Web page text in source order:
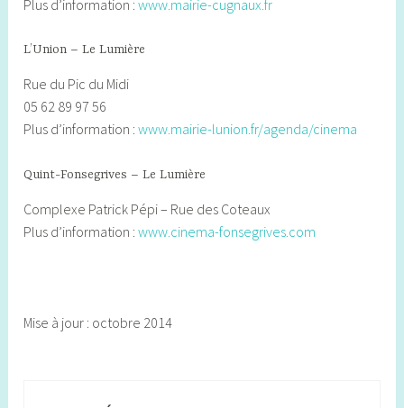
Plus d’information :www.mairie-cugnaux.fr
L’Union – Le Lumière
Rue du Pic du Midi
05 62 89 97 56
Plus d’information :www.mairie-lunion.fr/agenda/cinema
Quint-Fonsegrives – Le Lumière
Complexe Patrick Pépi – Rue des Coteaux
Plus d’information :www.cinema-fonsegrives.com
Mise à jour : octobre 2014